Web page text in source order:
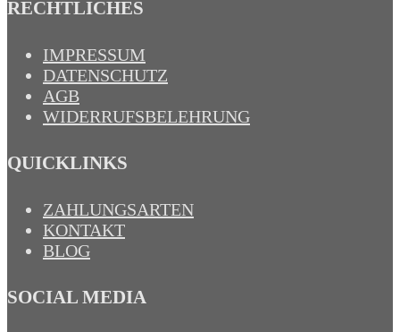
RECHTLICHES
IMPRESSUM
DATENSCHUTZ
AGB
WIDERRUFSBELEHRUNG
QUICKLINKS
ZAHLUNGSARTEN
KONTAKT
BLOG
SOCIAL MEDIA